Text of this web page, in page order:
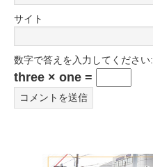
サイト
数字で答えを入力してください:
three × one =